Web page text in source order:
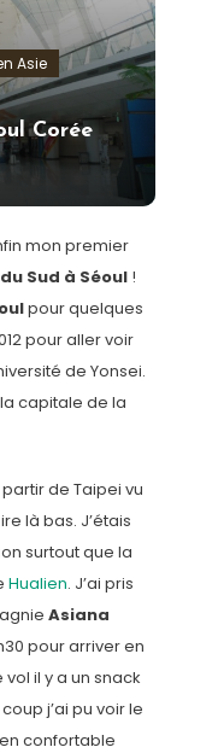
Asie
Corée
mon premier
Sud à Séoul!
pour quelques
pour aller voir
de Yonsei.
capitale de la
de Taipei vu
là bas. J’étais
surtout que la
Hualien. J’ai pris
Asiana
pour arriver en
il y a un snack
j’ai pu voir le
confortable